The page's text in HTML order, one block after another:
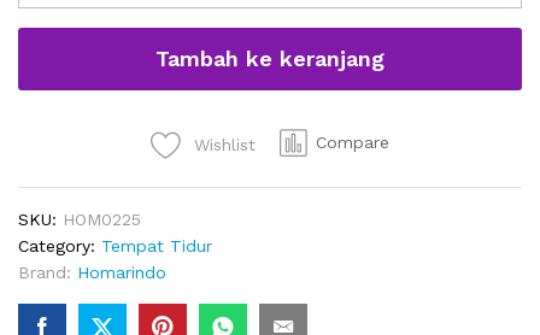
Skandinavian
Kayu
Rotan
Tambah ke keranjang
Wishlist Compare
SKU: HOM0225
Category: Tempat Tidur
Brand: Homarindo